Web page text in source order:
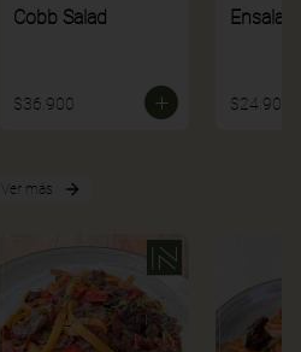
Cobb Salad
$36.900 $24.900
Ver más